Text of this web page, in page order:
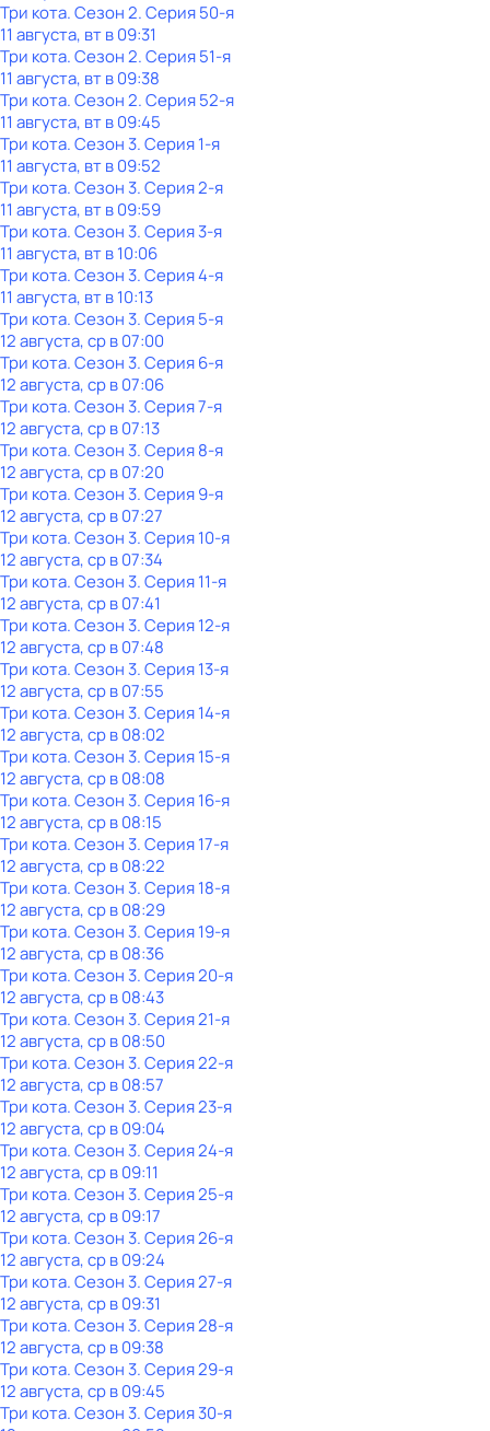
Три кота. Сезон 2. Серия 50-я
11 августа, вт в 09:31
Три кота. Сезон 2. Серия 51-я
11 августа, вт в 09:38
Три кота. Сезон 2. Серия 52-я
11 августа, вт в 09:45
Три кота. Сезон 3. Серия 1-я
11 августа, вт в 09:52
Три кота. Сезон 3. Серия 2-я
11 августа, вт в 09:59
Три кота. Сезон 3. Серия 3-я
11 августа, вт в 10:06
Три кота. Сезон 3. Серия 4-я
11 августа, вт в 10:13
Три кота. Сезон 3. Серия 5-я
12 августа, ср в 07:00
Три кота. Сезон 3. Серия 6-я
12 августа, ср в 07:06
Три кота. Сезон 3. Серия 7-я
12 августа, ср в 07:13
Три кота. Сезон 3. Серия 8-я
12 августа, ср в 07:20
Три кота. Сезон 3. Серия 9-я
12 августа, ср в 07:27
Три кота. Сезон 3. Серия 10-я
12 августа, ср в 07:34
Три кота. Сезон 3. Серия 11-я
12 августа, ср в 07:41
Три кота. Сезон 3. Серия 12-я
12 августа, ср в 07:48
Три кота. Сезон 3. Серия 13-я
12 августа, ср в 07:55
Три кота. Сезон 3. Серия 14-я
12 августа, ср в 08:02
Три кота. Сезон 3. Серия 15-я
12 августа, ср в 08:08
Три кота. Сезон 3. Серия 16-я
12 августа, ср в 08:15
Три кота. Сезон 3. Серия 17-я
12 августа, ср в 08:22
Три кота. Сезон 3. Серия 18-я
12 августа, ср в 08:29
Три кота. Сезон 3. Серия 19-я
12 августа, ср в 08:36
Три кота. Сезон 3. Серия 20-я
12 августа, ср в 08:43
Три кота. Сезон 3. Серия 21-я
12 августа, ср в 08:50
Три кота. Сезон 3. Серия 22-я
12 августа, ср в 08:57
Три кота. Сезон 3. Серия 23-я
12 августа, ср в 09:04
Три кота. Сезон 3. Серия 24-я
12 августа, ср в 09:11
Три кота. Сезон 3. Серия 25-я
12 августа, ср в 09:17
Три кота. Сезон 3. Серия 26-я
12 августа, ср в 09:24
Три кота. Сезон 3. Серия 27-я
12 августа, ср в 09:31
Три кота. Сезон 3. Серия 28-я
12 августа, ср в 09:38
Три кота. Сезон 3. Серия 29-я
12 августа, ср в 09:45
Три кота. Сезон 3. Серия 30-я